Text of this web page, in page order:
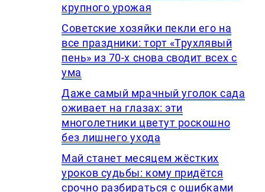
крупного урожая
Советские хозяйки пекли его на
все праздники: торт «Трухлявый
пень» из 70-х снова сводит всех с
ума
Даже самый мрачный уголок сада
оживает на глазах: эти
многолетники цветут роскошно
без лишнего ухода
Май станет месяцем жёстких
уроков судьбы: кому придётся
срочно разбираться с ошибками